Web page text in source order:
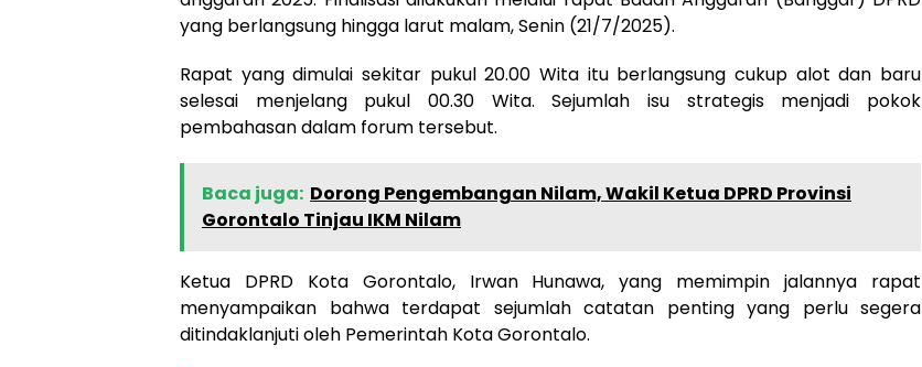
yang berlangsung hingga larut malam, Senin (21/7/2025).
Rapat yang dimulai sekitar pukul 20.00 Wita itu berlangsung cukup alot dan baru
selesai menjelang pukul 00.30 Wita. Sejumlah isu strategis menjadi pokok
pembahasan dalam forum tersebut.
Baca juga: Dorong Pengembangan Nilam, Wakil Ketua DPRD Provinsi
Gorontalo Tinjau IKM Nilam
Ketua DPRD Kota Gorontalo, Irwan Hunawa, yang memimpin jalannya rapat
menyampaikan bahwa terdapat sejumlah catatan penting yang perlu segera
ditindaklanjuti oleh Pemerintah Kota Gorontalo.